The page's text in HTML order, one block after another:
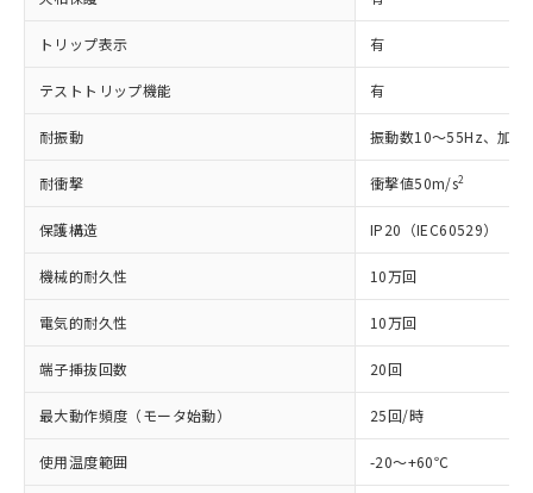
トリップ表示 有
テストトリップ機能 有
耐振動 振動数10～55Hz、加
耐衝撃 衝撃値50m/s2
保護構造 IP20（IEC60529）
機械的耐久性 10万回
電気的耐久性 10万回
端子挿抜回数 20回
最大動作頻度（モータ始動） 25回/時
使用温度範囲 -20～+60℃
在庫状況および標準価格照会結果は、
記載している更新日時点での社内デー
タに基づき作成されるものであり、閲
覧された時点での実際の在庫および標
正式な納期状況および標準価格はお客
様のお取引先、またはお客様担当のオ
ムロン制御機器販売店・当社販売員に
オムロン制御機器販売店や当社販売拠
」をご確認
在庫状況および標準価格結果を当社の
マイパーツ機能（部品リスト作成サー
ビス）をご利用いただくには、I-Web
メンバーズにご登録されている必要が
*EU RoHS指令（10物質）：
鉛(Pb) 1000ppm以下、 水銀(Hg) 1000ppm以下、 カド
ミウム(Cd) 100ppm以下、
六価クロム(Cr(Ⅵ)) 1000ppm以下、ポリ臭化ビフェニル
類(PBB) 1000ppm以下、ポリ臭化ジフェニルエーテル類
(PBDE) 1000ppm以下、フタル酸ビス(2-エチルヘキシ
（DBP） 1000ppm以下、フタル酸ジイソブチル
但し、RoHS指令で産業用監視および制御機器に対する
適用除外項目は除く。
フタル酸エステル類の４物質については閾値を超える意
図的な使用がないことを確認しています。
部品在庫の切り替え状況などにより、予定
月が前後することがあります。
*中国RoHS10物質の基準値 (GB/T26572)：
Pb(鉛) :1000ppm、 Hg(水銀) : 1000ppm、 Cd(カドミウ
ム) : 100ppm、
Cr(Ⅵ)(六価クロム) : 1000ppm、 PBBs(ポリ臭化ビフェ
ニル類) : 1000ppm、 PBDEs(ポリ臭化ジフェニルエーテ
DBP(フタル酸ジブチル) : 1000ppm、 DIBP(フタル酸ジ
イソブチル) : 1000ppm、 BBP(フタル酸ブチルベンジ
DEHP(フタル酸ビス(2-エチルヘキシル)) : 1000ppm
「ｅ」：有害物質（10物質）のすべてが基
準値以下であることを示します。
「10」：通常の使用状況下において有害物
質が外部に漏えいし、環境に深刻な影響を
「－」：未確認です。当社販売部門へお問
（以下｢規制貨物等」という）を輸出
または国外への提供する場合は、日本
国政府の輸出許可(または役務取引許
可)を取得するなどの必要な手続きを
当社は規制貨物を破棄する場合は、完
全に破砕するなど、違法に輸出されな
当社は貴社製品を、核兵器、ミサイ
ル、化学兵器、生物兵器またはその他
武器並びにこれらの製造装置等に一切
当社は、貴社製品を第三者に販売する
場合は、上記1、2および3の内容を当
該第三者に通知します。また当社は、
販売先および販売に係わる関係者が違
法に輸出するおそれがある場合は、取
記
号
一定数には満たないが在庫あり
在庫なし(最新の在庫状況につ
いては、お客様のお取引先、ま
たはお客様担当のオムロン制御
機器販売店・当社販売員にご確
空
受注生産機種、また在庫状況の
情報を公開していない機種